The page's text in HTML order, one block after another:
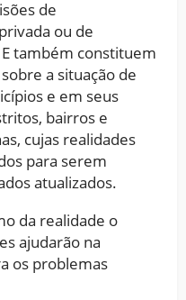
de
ou de
também constituem
a situação de
e em seus
bairros e
cujas realidades
para serem
atualizados.
da realidade o
ajudarão na
os problemas